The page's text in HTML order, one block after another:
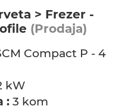
> Frezer -
(Prodaja)
Compact P - 4
kW
: 3 kom